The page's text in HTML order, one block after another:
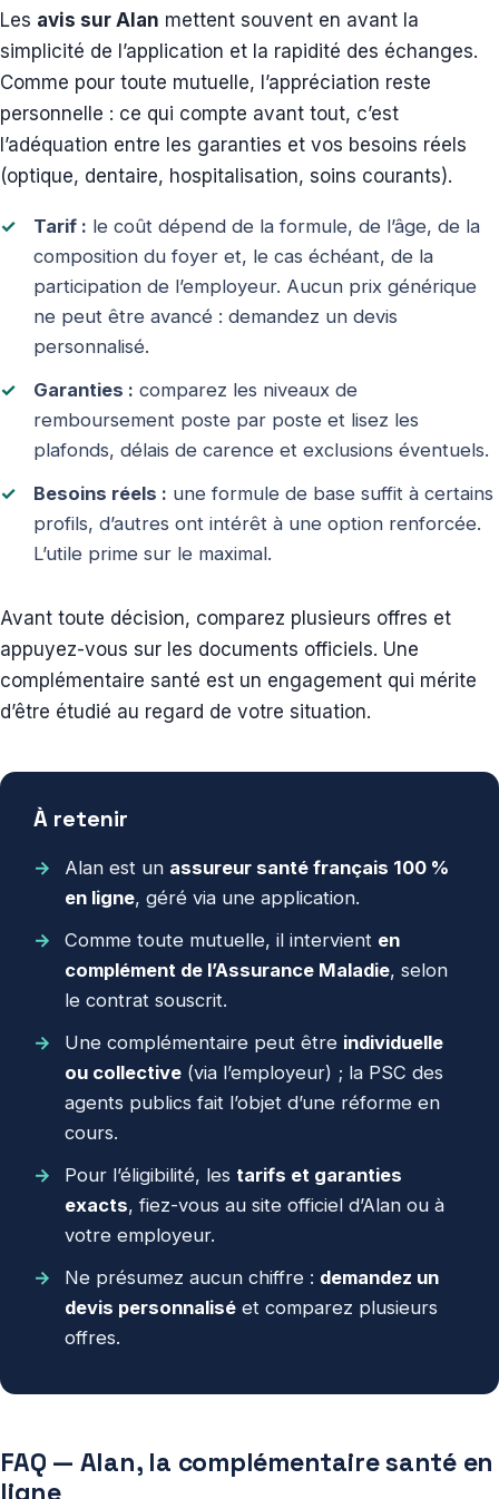
Les avis sur Alan mettent souvent en avant la
simplicité de l’application et la rapidité des échanges.
Comme pour toute mutuelle, l’appréciation reste
personnelle : ce qui compte avant tout, c’est
l’adéquation entre les garanties et vos besoins réels
(optique, dentaire, hospitalisation, soins courants).
Tarif : le coût dépend de la formule, de l’âge, de la
composition du foyer et, le cas échéant, de la
participation de l’employeur. Aucun prix générique
ne peut être avancé : demandez un devis
personnalisé.
Garanties : comparez les niveaux de
remboursement poste par poste et lisez les
plafonds, délais de carence et exclusions éventuels.
Besoins réels : une formule de base suffit à certains
profils, d’autres ont intérêt à une option renforcée.
L’utile prime sur le maximal.
Avant toute décision, comparez plusieurs offres et
appuyez-vous sur les documents officiels. Une
complémentaire santé est un engagement qui mérite
d’être étudié au regard de votre situation.
À retenir
Alan est un assureur santé français 100 %
en ligne, géré via une application.
Comme toute mutuelle, il intervient en
complément de l’Assurance Maladie, selon
le contrat souscrit.
Une complémentaire peut être individuelle
ou collective (via l’employeur) ; la PSC des
agents publics fait l’objet d’une réforme en
cours.
Pour l’éligibilité, les tarifs et garanties
exacts, fiez-vous au site officiel d’Alan ou à
votre employeur.
Ne présumez aucun chiffre : demandez un
devis personnalisé et comparez plusieurs
offres.
FAQ — Alan, la complémentaire santé en
ligne